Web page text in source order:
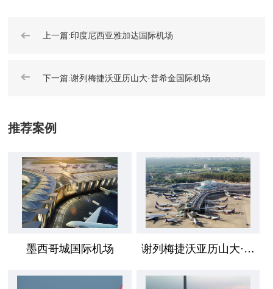
➔ 上一篇:印度尼西亚雅加达国际机场
➔ 下一篇:谢列梅捷沃亚历山大·普希金国际机场
推荐案例
墨西哥城国际机场 谢列梅捷沃亚历山大·普希金国际机场